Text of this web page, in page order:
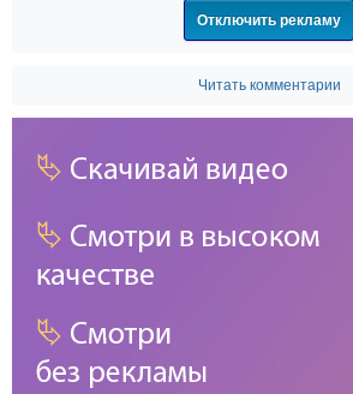
Отключить рекламу
Читать комментарии